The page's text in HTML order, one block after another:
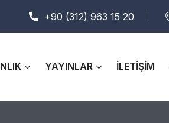
+90 (312) 963 15 20
YAYINLAR İLETİŞİM